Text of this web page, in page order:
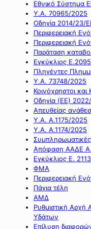
Εθνικό Σύστημα
Υ.Α. 70965/2025
Οδηγία 2014/23/
Περιφερειακή
Περιφερειακή
Παράταση
Εγκύκλιος
Πληγέντες
Υ.Α. 73748/2025
Κοινόχρηστοι
Οδηγία (ΕΕ)
Απευθείας
Υ.Α. Α.1175/2025
Υ.Α. Α.1174/2025
Απόφαση ΑΑΔΕ
Εγκύκλιος Ε.
ΦΜΑ
Περιφερειακή
Πάγια τέλη
ΑΜΔ
Ρυθμιστική Αρχή
Υδάτων
Επίλυση